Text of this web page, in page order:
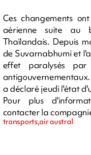
Ces changements
aérienne suite au
Thaïlandais. Depuis
de Suvarnabhumi et
effet paralysés
a déclaré jeudi l'état
Pour plus
contacter la
transports,air austral